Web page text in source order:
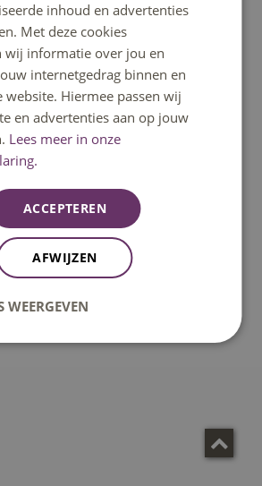
gaat boeken adviseren we
contact op te nemen met het
jouw opleiding.
2024 - 2025
inhoud en advertenties
Met deze cookies
wij informatie over jou en
internetgedrag binnen en
website. Hiermee passen wij
en advertenties aan op jouw
Lees meer in onze
ACCEPTEREN
AFWIJZEN
WEERGEVEN